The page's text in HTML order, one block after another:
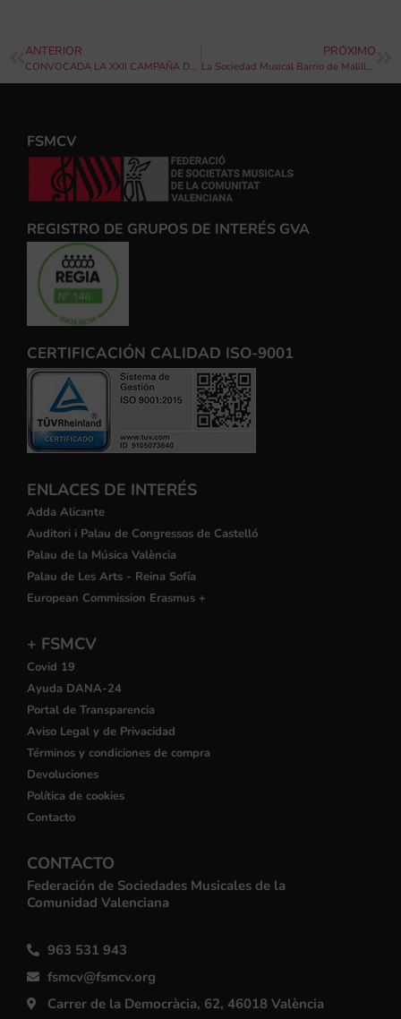
ANTERIOR
CONVOCADA LA XXII CAMPAÑA DE CONCIERTOS DE INTERCAMBIOS MUSICALES
PRÓXIMO
La Sociedad Musical Barrio de Malilla gana el I Concurso “Entrada de Bandas Ciudad de Valencia 2025”
FSMCV
REGISTRO DE GRUPOS DE INTERÉS GVA
CERTIFICACIÓN CALIDAD ISO-9001
ENLACES DE INTERÉS
Adda Alicante
Auditori i Palau de Congressos de Castelló
Palau de la Música València
Palau de Les Arts - Reina Sofía
European Commission Erasmus +
+ FSMCV
Covid 19
Ayuda DANA-24
Portal de Transparencia
Aviso Legal y de Privacidad
Términos y condiciones de compra
Devoluciones
Política de cookies
Contacto
CONTACTO
Federación de Sociedades Musicales de la
Comunidad Valenciana
963 531 943
fsmcv@fsmcv.org
Carrer de la Democràcia, 62, 46018 València